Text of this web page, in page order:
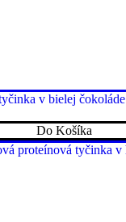
v bielej čokoláde
Do Košíka